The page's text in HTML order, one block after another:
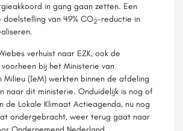
in gang gaan zetten. Een
van 49% CO2-reductie in
verhuist naar EZK, ook de
bij het Ministerie van
Milieu (IeM) werkten binnen de afdeling
naar dit ministerie. Onduidelijk is nog of
de Lokale Klimaat Actieagenda, nu nog
ondergebracht, weer terug gaat naar